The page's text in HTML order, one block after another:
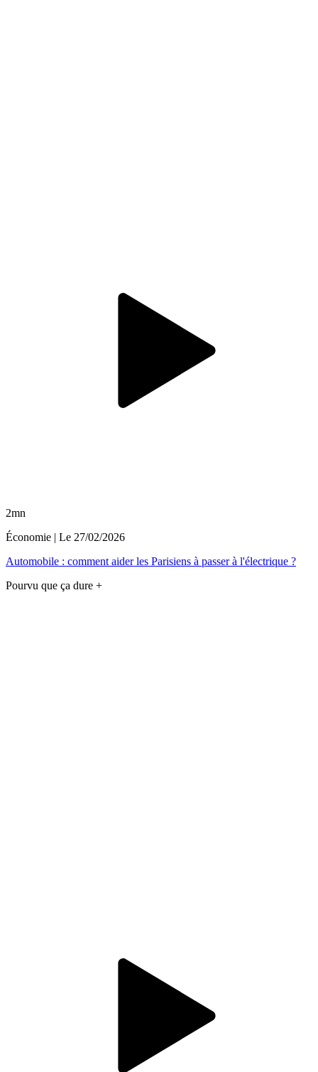
2mn
Économie | Le 27/02/2026
Automobile : comment aider les Parisiens à passer à l'électrique ?
Pourvu que ça dure +